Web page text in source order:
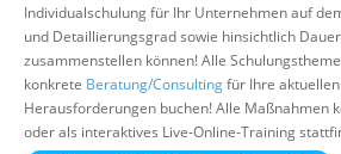
Individualschulung für Ihr Unternehmen auf
und Detaillierungsgrad sowie hinsichtlich
zusammenstellen können! Alle
konkrete Beratung/Consultingfür Ihre
Herausforderungen buchen! Alle Maßnahmen
oder als interaktives Live-Online-Training